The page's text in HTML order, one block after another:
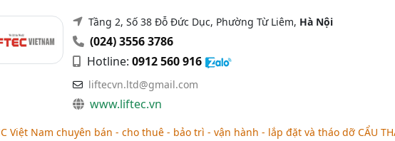
Tầng 2, Số 38 Đỗ Đức Dục, Phường Từ Liêm, Hà Nội
(024) 3556 3786
Hotline: 0912 560 916
liftecvn.ltd@gmail.com
www.liftec.vn
Việt Nam chuyên bán - cho thuê - bảo trì - vận hành - lắp đặt và tháo dỡ CẨU